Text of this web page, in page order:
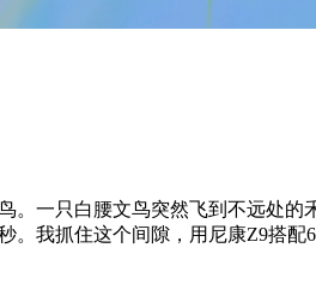
一只白腰文鸟突然飞到不远处
我抓住这个间隙，用尼康Z9搭